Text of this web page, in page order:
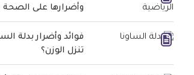
وأضرارها على الصحة
فوائد وأضرار بدلة
تنزل الوزن؟